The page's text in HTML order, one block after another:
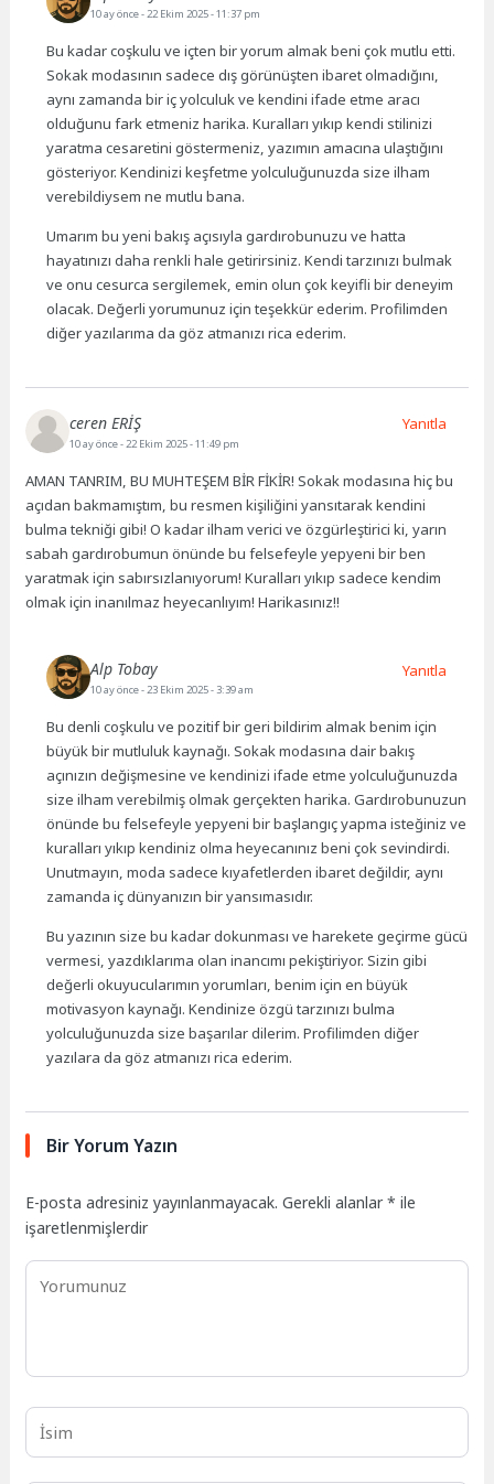
10 ay önce- 22 Ekim 2025 - 11:37 pm
Bu kadar coşkulu ve içten bir yorum almak beni çok mutlu etti.
Sokak modasının sadece dış görünüşten ibaret olmadığını,
aynı zamanda bir iç yolculuk ve kendini ifade etme aracı
olduğunu fark etmeniz harika. Kuralları yıkıp kendi stilinizi
yaratma cesaretini göstermeniz, yazımın amacına ulaştığını
gösteriyor. Kendinizi keşfetme yolculuğunuzda size ilham
verebildiysem ne mutlu bana.
Umarım bu yeni bakış açısıyla gardırobunuzu ve hatta
hayatınızı daha renkli hale getirirsiniz. Kendi tarzınızı bulmak
ve onu cesurca sergilemek, emin olun çok keyifli bir deneyim
olacak. Değerli yorumunuz için teşekkür ederim. Profilimden
diğer yazılarıma da göz atmanızı rica ederim.
ceren ERİŞ
10 ay önce- 22 Ekim 2025 - 11:49 pm
AMAN TANRIM, BU MUHTEŞEM BİR FİKİR! Sokak modasına hiç bu
açıdan bakmamıştım, bu resmen kişiliğini yansıtarak kendini
bulma tekniği gibi! O kadar ilham verici ve özgürleştirici ki, yarın
sabah gardırobumun önünde bu felsefeyle yepyeni bir ben
yaratmak için sabırsızlanıyorum! Kuralları yıkıp sadece kendim
olmak için inanılmaz heyecanlıyım! Harikasınız!!
Yanıtla
Alp Tobay
10 ay önce- 23 Ekim 2025 - 3:39 am
Bu denli coşkulu ve pozitif bir geri bildirim almak benim için
büyük bir mutluluk kaynağı. Sokak modasına dair bakış
açınızın değişmesine ve kendinizi ifade etme yolculuğunuzda
size ilham verebilmiş olmak gerçekten harika. Gardırobunuzun
önünde bu felsefeyle yepyeni bir başlangıç yapma isteğiniz ve
kuralları yıkıp kendiniz olma heyecanınız beni çok sevindirdi.
Unutmayın, moda sadece kıyafetlerden ibaret değildir, aynı
zamanda iç dünyanızın bir yansımasıdır.
Bu yazının size bu kadar dokunması ve harekete geçirme gücü
vermesi, yazdıklarıma olan inancımı pekiştiriyor. Sizin gibi
değerli okuyucularımın yorumları, benim için en büyük
motivasyon kaynağı. Kendinize özgü tarzınızı bulma
yolculuğunuzda size başarılar dilerim. Profilimden diğer
yazılara da göz atmanızı rica ederim.
Yanıtla
Bir Yorum Yazın
E-posta adresiniz yayınlanmayacak. Gerekli alanlar* ile
işaretlenmişlerdir